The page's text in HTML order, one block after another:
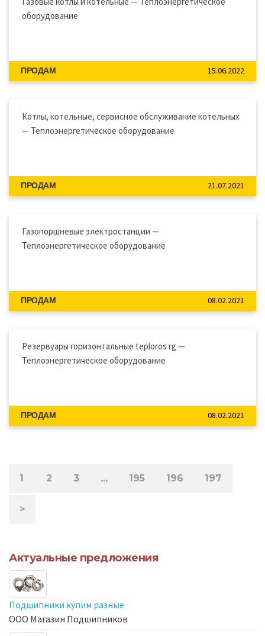
оборудование
ПРОДАМ 15.06.2022
Котлы, котельные, сервисное обслуживание котельных
— Теплоэнергетическое оборудование
ПРОДАМ 21.07.2021
Газопоршневые электростанции —
Теплоэнергетическое оборудование
ПРОДАМ 08.02.2021
Резервуары горизонтальные teploros rg —
Теплоэнергетическое оборудование
ПРОДАМ 08.02.2021
1 2 3 ... 195 196 197
>
Актуальные предложения
Подшипники купим разные
ООО Магазин Подшипников